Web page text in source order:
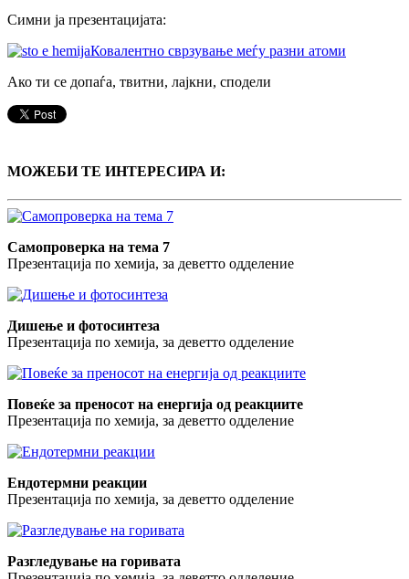
Симни ја презентацијата:
Ковалентно сврзување меѓу разни атоми
Ако ти се допаѓа, твитни, лајкни, сподели
МОЖЕБИ ТЕ ИНТЕРЕСИРА И:
Самопроверка на тема 7
Презентација по хемија, за деветто одделение
Дишење и фотосинтеза
Презентација по хемија, за деветто одделение
Повеќе за преносот на енергија од реакциите
Презентација по хемија, за деветто одделение
Ендотермни реакции
Презентација по хемија, за деветто одделение
Разгледување на горивата